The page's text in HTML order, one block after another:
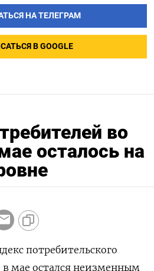
НА ТЕЛЕГРАМ
В GOOGLE
во
осталось на
потребительского
мае остался неизменным